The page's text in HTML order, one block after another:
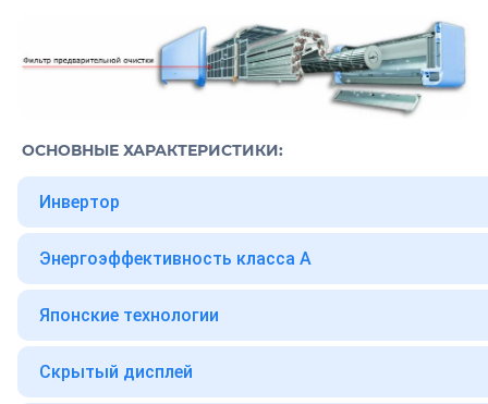
ОСНОВНЫЕ ХАРАКТЕРИСТИКИ:
Инвертор
Энергоэффективность класса А
Японские технологии
Скрытый дисплей